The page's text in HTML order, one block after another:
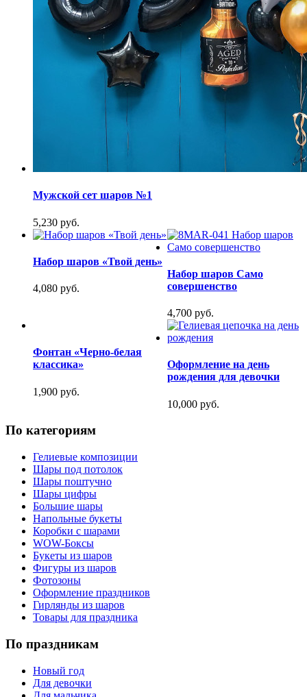
Мужской сет шаров №1
5,230 руб.
Набор шаров «Твой день»
4,080 руб.
Набор шаров Само
совершенство
4,700 руб.
Фонтан «Черно-белая
классика»
1,900 руб.
Оформление на день
рождения для девочки
10,000 руб.
По категориям
Гелиевые композиции
Шары под потолок
Шары поштучно
Шары цифры
Большие шары
Напольные букеты
Коробки с шарами
WOW-Боксы
Букеты из шаров
Фигуры из шаров
Фотозоны
Оформление праздников
Гирлянды из шаров
Товары для праздника
По праздникам
Новый год
Для девочки